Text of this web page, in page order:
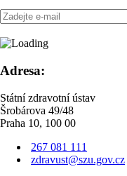
Adresa:
Státní zdravotní ústav
Šrobárova 49/48
Praha 10, 100 00
267 081 111
zdravust@szu.gov.cz